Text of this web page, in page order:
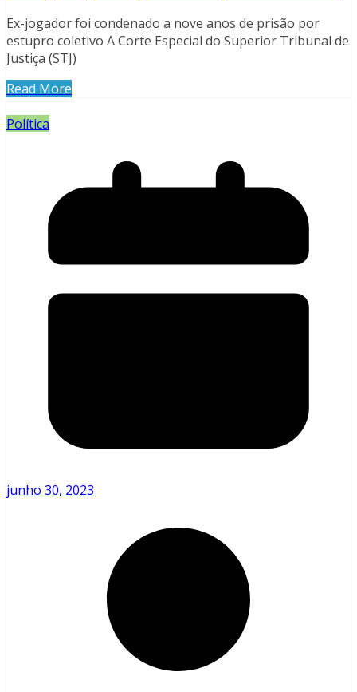
Ex-jogador foi condenado a nove anos de prisão por
estupro coletivo A Corte Especial do Superior Tribunal de
Justiça (STJ)
Read More
Política
junho 30, 2023